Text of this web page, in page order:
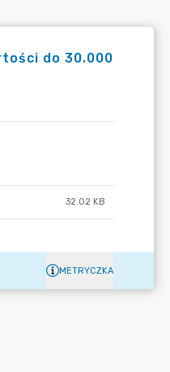
do 30.000
32.02 KB
METRYCZKA